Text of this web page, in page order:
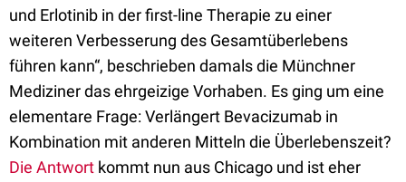
und Erlotinib in der first-line Therapie zu einer
weiteren Verbesserung des Gesamtüberlebens
führen kann“, beschrieben damals die Münchner
Mediziner das ehrgeizige Vorhaben. Es ging um eine
elementare Frage: Verlängert Bevacizumab in
Kombination mit anderen Mitteln die Überlebenszeit?
Die Antwort kommt nun aus Chicago und ist eher